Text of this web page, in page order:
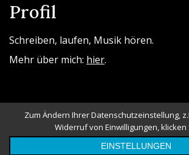
Profil
Schreiben, laufen, Musik hören.
Mehr über mich: hier.
Powered By WordPress |
Zum Ändern Ihrer Datenschutzeinstellung,
Widerruf von Einwilligungen, klicken
EINSTELLUNGEN